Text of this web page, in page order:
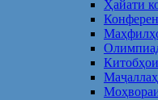
Ҳайати